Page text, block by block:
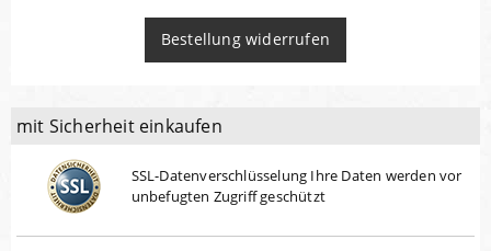
Bestellung widerrufen
mit Sicherheit einkaufen
SSL-Datenverschlüsselung Ihre Daten werden vor
unbefugten Zugriff geschützt